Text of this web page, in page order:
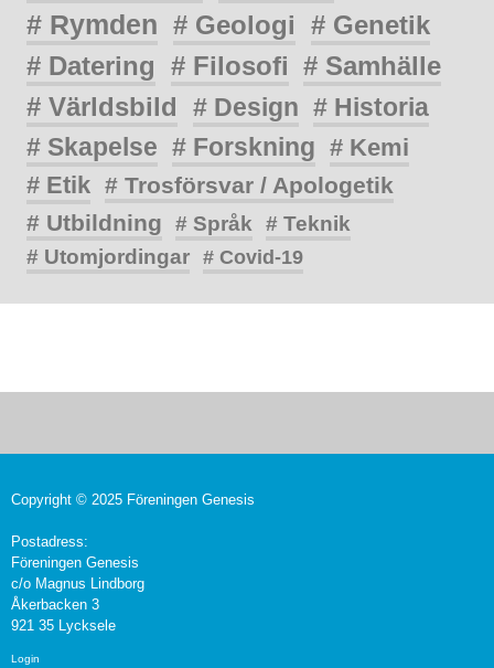
# Rymden # Geologi # Genetik
# Datering # Filosofi # Samhälle
# Världsbild
# Design # Historia
# Skapelse # Forskning # Kemi
# Etik # Trosförsvar / Apologetik
# Utbildning
# Språk
# Teknik
# Utomjordingar # Covid-19
Copyright © 2025 Föreningen Genesis
Postadress:
Föreningen Genesis
c/o Magnus Lindborg
Åkerbacken 3
921 35 Lycksele
Login